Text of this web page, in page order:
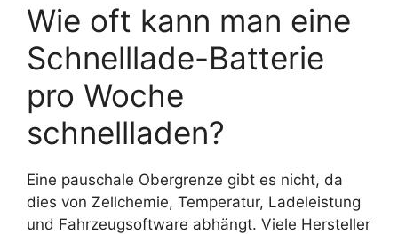
Wie oft kann man eine
Schnelllade-Batterie
pro Woche
schnellladen?
Eine pauschale Obergrenze gibt es nicht, da
dies von Zellchemie, Temperatur, Ladeleistung
und Fahrzeugsoftware abhängt. Viele Hersteller